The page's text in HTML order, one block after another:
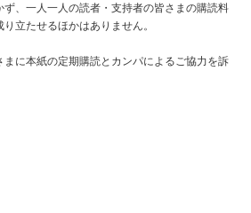
、一人一人の読者・支持者の皆さまの購読料
立たせるほかはありません。
に本紙の定期購読とカンパによるご協力を訴